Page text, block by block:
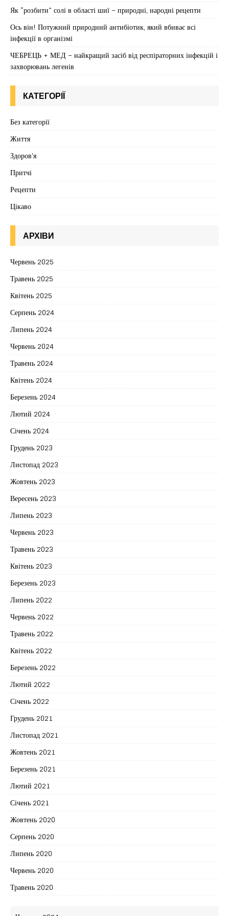
Як “розбити” солі в області шиї – природні, народні рецепти
Ось він! Потужний природний антибіотик, який вбиває всі
інфекції в організмі
ЧЕБРЕЦЬ + МЕД – найкращий засіб від респіраторних інфекцій і
захворювань легенів
КАТЕГОРІЇ
Без категорії
Життя
Здоров'я
Притчі
Рецепти
Цікаво
АРХІВИ
Червень 2025
Травень 2025
Квітень 2025
Серпень 2024
Липень 2024
Червень 2024
Травень 2024
Квітень 2024
Березень 2024
Лютий 2024
Січень 2024
Грудень 2023
Листопад 2023
Жовтень 2023
Вересень 2023
Липень 2023
Червень 2023
Травень 2023
Квітень 2023
Березень 2023
Липень 2022
Червень 2022
Травень 2022
Квітень 2022
Березень 2022
Лютий 2022
Січень 2022
Грудень 2021
Листопад 2021
Жовтень 2021
Березень 2021
Лютий 2021
Січень 2021
Жовтень 2020
Серпень 2020
Липень 2020
Червень 2020
Травень 2020